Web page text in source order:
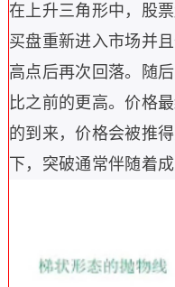
在上升三角形中，股
买盘重新进入市场并
高点后再次回落。随
比之前的更高。价格
的到来，价格会被推
下，突破通常伴随着